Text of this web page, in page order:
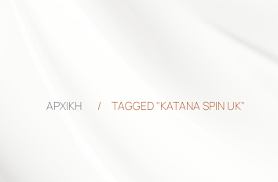
ΑΡΧΙΚΗ / TAGGED "KATANA SPIN UK"